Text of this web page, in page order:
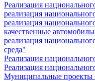
Реализация
реализация
реализация
качественные
реализация
среда"
Реализация
Реализация
Муниципальные проекты